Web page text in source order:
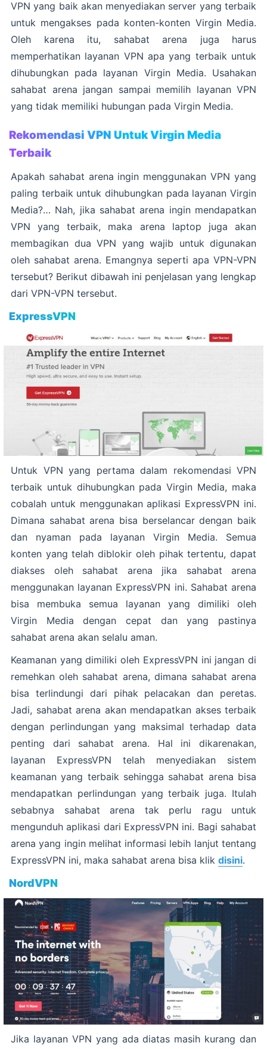
VPN yang baik akan menyediakan server yang terbaik
untuk mengakses pada konten-konten Virgin Media.
Oleh karena itu, sahabat arena juga harus
memperhatikan layanan VPN apa yang terbaik untuk
dihubungkan pada layanan Virgin Media. Usahakan
sahabat arena jangan sampai memilih layanan VPN
yang tidak memiliki hubungan pada Virgin Media.
Rekomendasi VPN Untuk Virgin Media
Terbaik
Apakah sahabat arena ingin menggunakan VPN yang
paling terbaik untuk dihubungkan pada layanan Virgin
Media?… Nah, jika sahabat arena ingin mendapatkan
VPN yang terbaik, maka arena laptop juga akan
membagikan dua VPN yang wajib untuk digunakan
oleh sahabat arena. Emangnya seperti apa VPN-VPN
tersebut? Berikut dibawah ini penjelasan yang lengkap
dari VPN-VPN tersebut.
ExpressVPN
Untuk VPN yang pertama dalam rekomendasi VPN
terbaik untuk dihubungkan pada Virgin Media, maka
cobalah untuk menggunakan aplikasi ExpressVPN ini.
Dimana sahabat arena bisa berselancar dengan baik
dan nyaman pada layanan Virgin Media. Semua
konten yang telah diblokir oleh pihak tertentu, dapat
diakses oleh sahabat arena jika sahabat arena
menggunakan layanan ExpressVPN ini. Sahabat arena
bisa membuka semua layanan yang dimiliki oleh
Virgin Media dengan cepat dan yang pastinya
sahabat arena akan selalu aman.
Keamanan yang dimiliki oleh ExpressVPN ini jangan di
remehkan oleh sahabat arena, dimana sahabat arena
bisa terlindungi dari pihak pelacakan dan peretas.
Jadi, sahabat arena akan mendapatkan akses terbaik
dengan perlindungan yang maksimal terhadap data
penting dari sahabat arena. Hal ini dikarenakan,
layanan ExpressVPN telah menyediakan sistem
keamanan yang terbaik sehingga sahabat arena bisa
mendapatkan perlindungan yang terbaik juga. Itulah
sebabnya sahabat arena tak perlu ragu untuk
mengunduh aplikasi dari ExpressVPN ini. Bagi sahabat
arena yang ingin melihat informasi lebih lanjut tentang
ExpressVPN ini, maka sahabat arena bisa klik disini.
NordVPN
Jika layanan VPN yang ada diatas masih kurang dan